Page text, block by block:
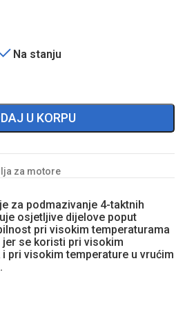
Na stanju
U KORPU
za motore
za podmazivanje 4-taktnih
osjetljive dijelove poput
pri visokim temperaturama
se koristi pri visokim
pri visokim temperature u vrućim